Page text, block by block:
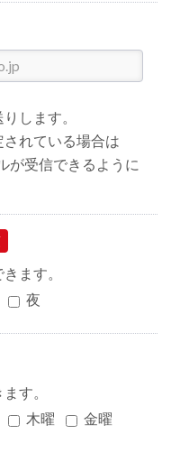
します。
れている場合は
が受信できるように
ます。
夜
す。
木曜 金曜